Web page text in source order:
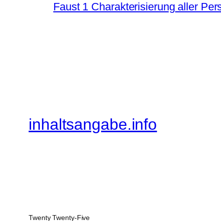
Faust 1 Charakterisierung aller
inhaltsangabe.info
Twenty Twenty-Five